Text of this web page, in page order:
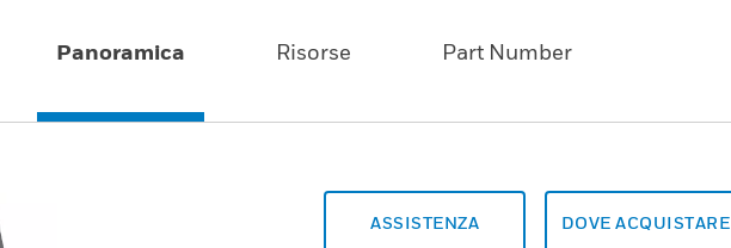
Panoramica Risorse Part Number
ASSISTENZA DOVE ACQUISTARE